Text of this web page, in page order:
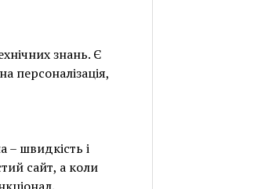
знань. Є
персоналізація,
– швидкість і
сайт, а коли